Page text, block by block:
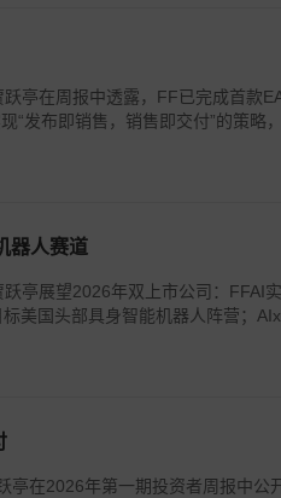
亭在周报中透露，FF已完成首款
“发布即销售，销售即交付”的策略
器人赛道
亭展望2026年双上市公司：FFAI
美国头部具身智能机器人阵营；
在2026年第一期投资者周报中公